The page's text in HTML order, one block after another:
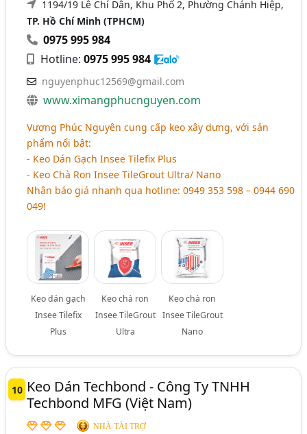
1194/19 Lê Chí Dân, Khu Phố 2, Phường Chánh Hiệp,
TP. Hồ Chí Minh (TPHCM)
0975 995 984
Hotline:0975 995 984
nguyenphuc12569@gmail.com
www.ximangphucnguyen.com
Vương Phúc Nguyên cung cấp keo xây dựng, với sản
phẩm nổi bật:
- Keo Dán Gạch Insee Tilefix Plus
- Keo Chà Ron Insee TileGrout Ultra/ Nano
Nhận báo giá nhanh qua hotline: 0949 353 598 – 0944 690
049!
Keo dán gạch
Insee Tilefix
Plus
Keo chà ron
Insee TileGrout
Ultra
Keo chà ron
Insee TileGrout
Nano
10 Keo Dán Techbond - Công Ty TNHH
Techbond MFG (Việt Nam)
NHÀ TÀI TRỢ